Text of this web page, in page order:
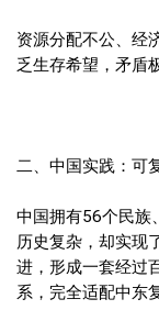
资源分配不公、经
乏生存希望，矛盾
二、中国实践：可
中国拥有56个民族
历史复杂，却实现
进，形成一套经过
系，完全适配中东